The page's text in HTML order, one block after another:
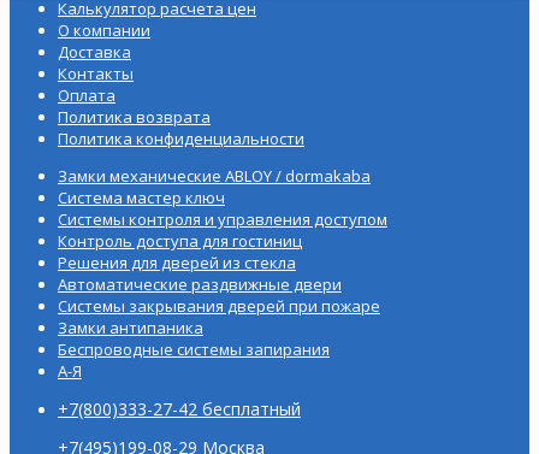
Калькулятор расчета цен
О компании
Доставка
Контакты
Оплата
Политика возврата
Политика конфиденциальности
Замки механические ABLOY / dormakaba
Система мастер ключ
Системы контроля и управления доступом
Контроль доступа для гостиниц
Решения для дверей из стекла
Автоматические раздвижные двери
Системы закрывания дверей при пожаре
Замки антипаника
Беспроводные системы запирания
А-Я
+7(800)333-27-42 бесплатный
+7(495)199-08-29 Москва